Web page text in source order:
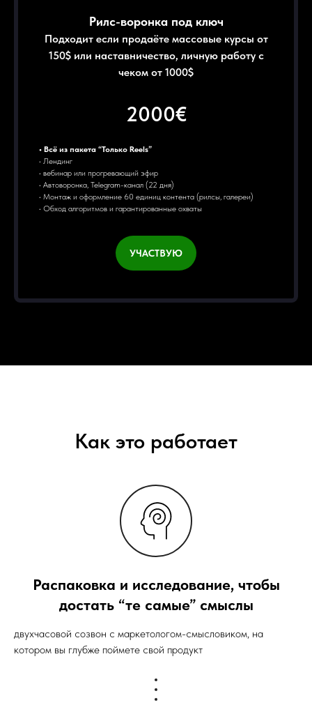
Рилс-воронка под ключ
Подходит если продаёте массовые курсы от
150$ или наставничество, личную работу с
чеком от 1000$
2000€
• Всё из пакета “Только Reels”
• Лендинг
• вебинар или прогревающий эфир
• Автоворонка, Telegram-канал (22 дня)
• Монтаж и оформление 60 единиц контента (рилсы, галереи)
• Обход алгоритмов и гарантированные охваты
УЧАСТВУЮ
Как это работает
Распаковка и исследование, чтобы
достать “те самые” смыслы
двухчасовой созвон с маркетологом-смысловиком, на
котором вы глубже поймете свой продукт